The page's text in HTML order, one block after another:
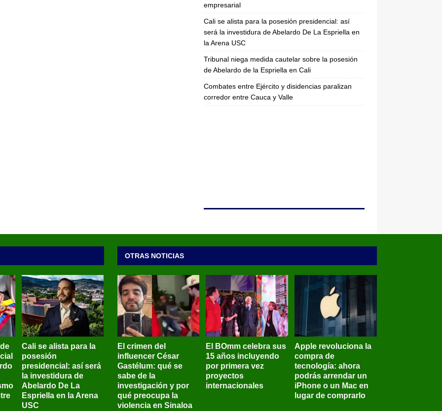
empresarial
Cali se alista para la posesión presidencial: así
será la investidura de Abelardo De La Espriella en
la Arena USC
Tribunal niega medida cautelar sobre la posesión
de Abelardo de la Espriella en Cali
Combates entre Ejército y disidencias paralizan
corredor entre Cauca y Valle
Cali se alista para la
posesión
presidencial: así será
la investidura de
Abelardo De La
Espriella en la Arena
USC
OTRAS NOTICIAS
El crimen del
influencer César
Gastélum: qué se
sabe de la
investigación y por
qué preocupa la
violencia en Sinaloa
El BOmm celebra sus
15 años incluyendo
por primera vez
proyectos
internacionales
Apple revoluciona la
compra de
tecnología: ahora
podrás arrendar un
iPhone o un Mac en
lugar de comprarlo